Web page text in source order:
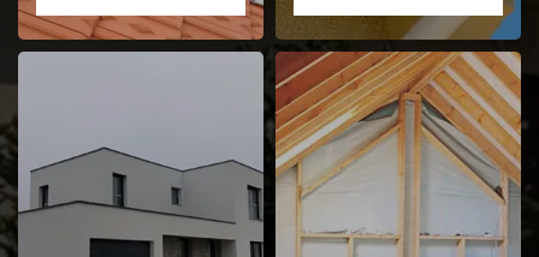
Pose et
changement de
fenêtre de toit et
Nettoyage et pose